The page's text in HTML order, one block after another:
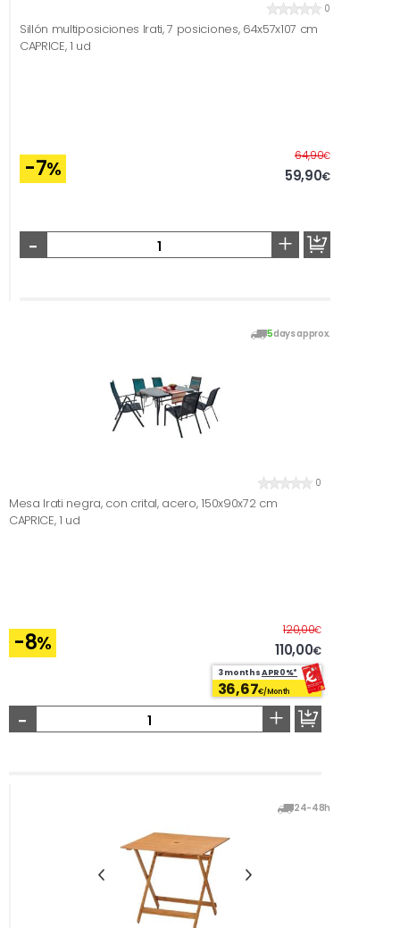
0
Sillón multiposiciones Irati, 7 posiciones, 64x57x107 cm
CAPRICE, 1 ud
-7%
64,90€Before
59,90€
- +
5days approx.
0
Mesa Irati negra, con crital, acero, 150x90x72 cm
CAPRICE, 1 ud
-8%
120,00€Before
110,00€
3 monthsAPR0%*
36,67€/Month
- +
24-48h